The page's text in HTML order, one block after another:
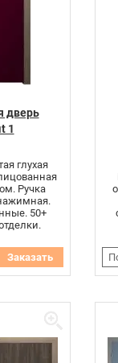
дверь
1
глухая
Ручка
50+
Заказать